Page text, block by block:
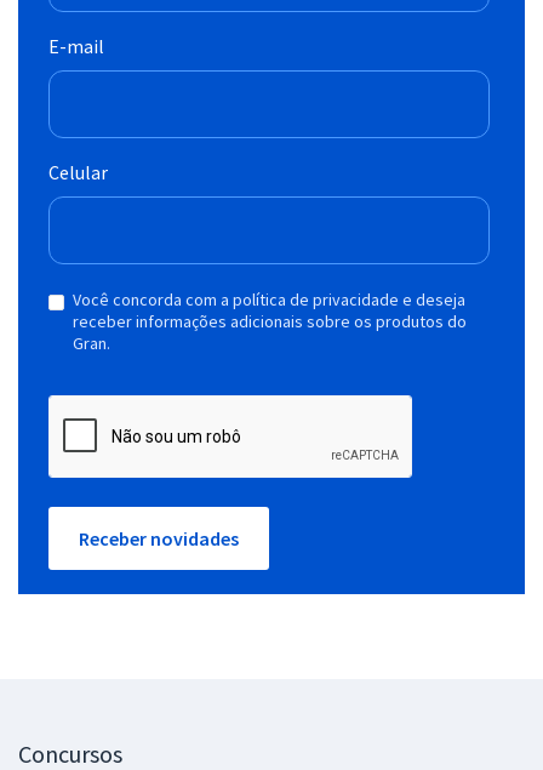
E-mail
Celular
Você concorda com a política de privacidade e deseja
receber informações adicionais sobre os produtos do
Gran.
Receber novidades
Concursos